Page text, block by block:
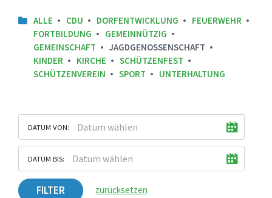
ALLE CDU DORFENTWICKLUNG
FEUERWEHR
FORTBILDUNG
GEMEINNÜTZIG
GEMEINSCHAFT
JAGDGENOSSENSCHAFT
KINDER
KIRCHE
SCHÜTZENFEST
SCHÜTZENVEREIN
SPORT UNTERHALTUNG
DATUM VON:
DATUM BIS:
FILTER zurücksetzen